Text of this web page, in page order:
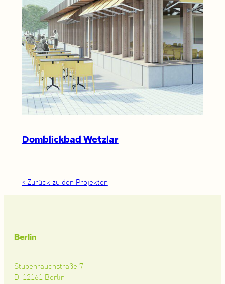
Domblickbad Wetzlar
< Zurück zu den Projekten
Berlin
Stubenrauchstraße 7
D-12161 Berlin